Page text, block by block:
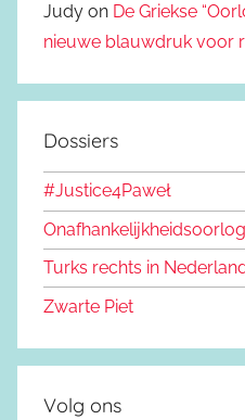
Judy on De Griekse
nieuwe blauwdruk voor
Dossiers
#Justice4Paweł
Turks rechts in
Zwarte Piet
Volg ons